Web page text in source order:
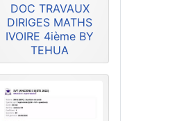
DOC TRAVAUX
DIRIGES MATHS
IVOIRE 4ième BY
TEHUA